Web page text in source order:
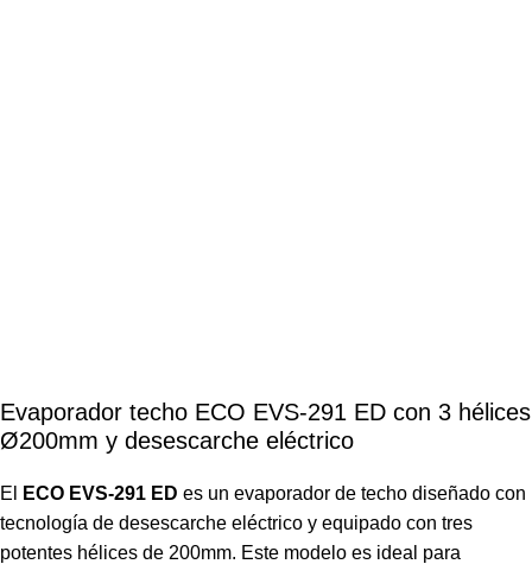
Evaporador techo ECO EVS-291 ED con 3 hélices
Ø200mm y desescarche eléctrico
El ECO EVS-291 ED es un evaporador de techo diseñado con
tecnología de desescarche eléctrico y equipado con tres
potentes hélices de 200mm. Este modelo es ideal para